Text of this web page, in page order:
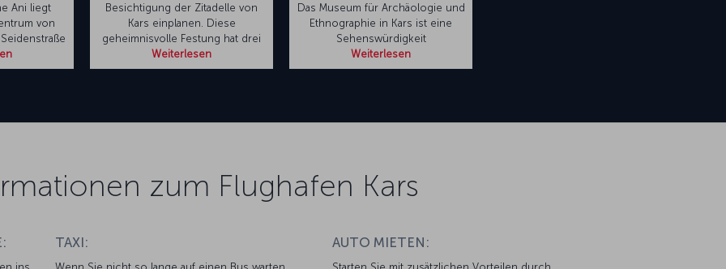
Ani liegt
von
Besichtigung der Zitadelle von
Kars einplanen. Diese
geheimnisvolle Festung hat drei
Weiterlesen
Das Museum für Archäologie und
Ethnographie in Kars ist eine
Sehenswürdigkeit
Weiterlesen
zum Flughafen Kars
TAXI: AUTO MIETEN: